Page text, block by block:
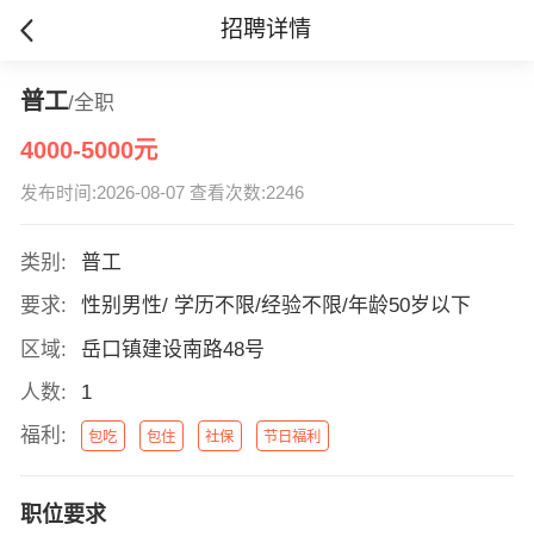
招聘详情
普工/全职
4000-5000元
发布时间:2026-08-07 查看次数:2246
类别:
普工
要求:
性别男性/ 学历不限/经验不限/年龄50岁以下
区域:
岳口镇建设南路48号
人数:
1
福利:
包吃 包住 社保 节日福利
职位要求